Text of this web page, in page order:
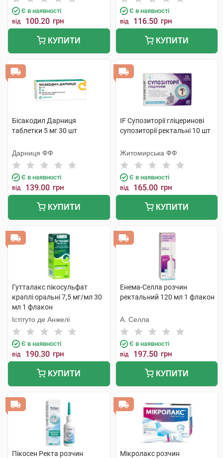
Є в наявності
від 100.20 грн
КУПИТИ
Є в наявності
від 116.50 грн
КУПИТИ
Бісакодил Дарниця
таблетки 5 мг 30 шт
Дарниця ФФ
Є в наявності
від 139.00 грн
КУПИТИ
IF Супозиторії гліцеринові
супозиторії ректальні 10 шт
Житомирська ФФ
Є в наявності
від 165.00 грн
КУПИТИ
Гутталакс пікосульфат
краплі оральні 7,5 мг/мл 30
мл 1 флакон
Істітуто де Анжелі
Є в наявності
від 190.30 грн
КУПИТИ
Енема-Селла розчин
ректальний 120 мл 1 флакон
А. Селла
Є в наявності
від 197.50 грн
КУПИТИ
Пікосен Ректа розчин
Мікролакс розчин